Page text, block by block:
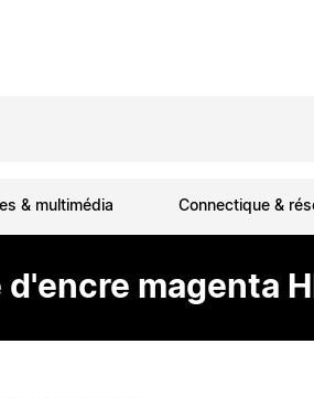
& multimédia Connectique &
d'encre magenta